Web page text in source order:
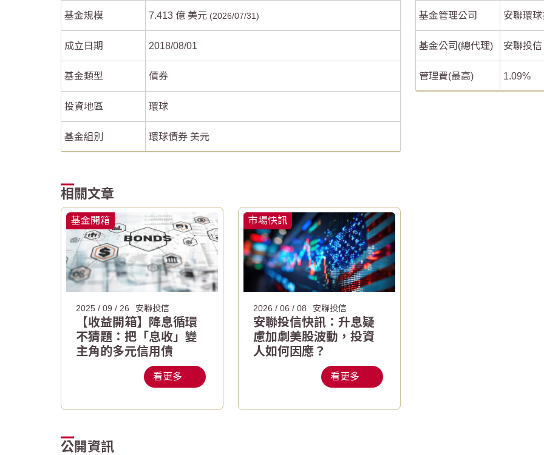
基金規模 7.413 億 美元 2026/07/31
成立日期 2018/08/01
基金類型 債券
投資地區 環球
基金組別 環球債券 美元
基金管理公司 安聯環
基金公司(總代理) 安聯投信
管理費(最高) 1.09
相關文章
基金開箱
2025 / 09 / 26 安聯投信
【收益開箱】降息循環
不猜題：把「息收」變
主角的多元信用債
看更多
市場快訊
2026 / 06 / 08 安聯投信
安聯投信快訊：升息疑
慮加劇美股波動，投資
人如何因應？
看更多
公開資訊